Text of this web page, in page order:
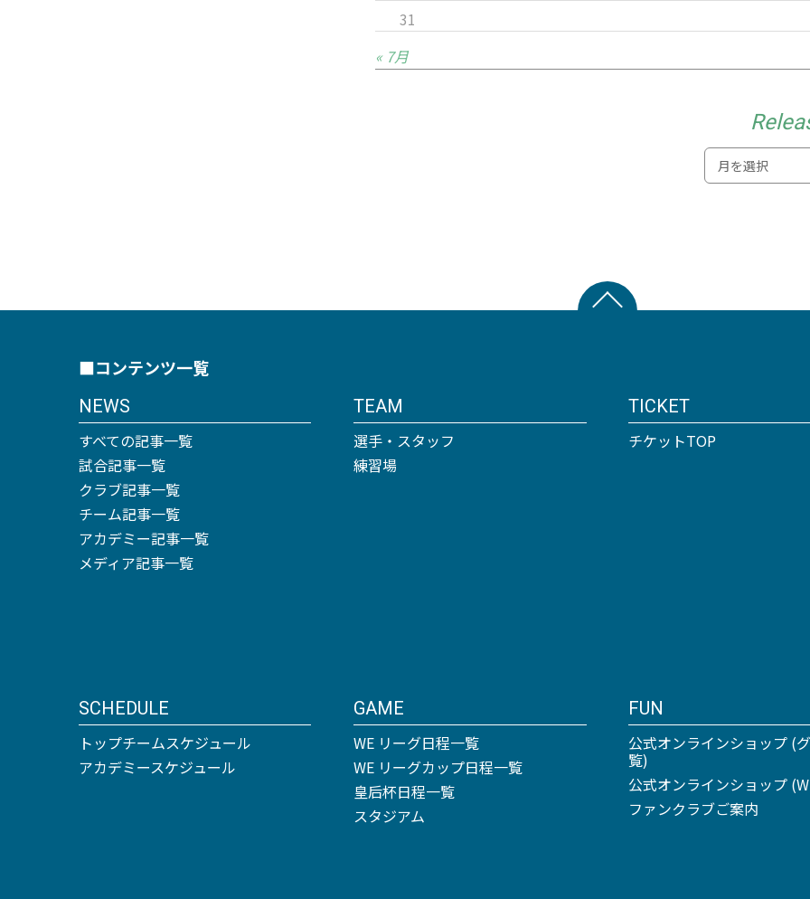
31
« 7月
■コンテンツ一覧
NEWS
すべての記事一覧
試合記事一覧
クラブ記事一覧
チーム記事一覧
アカデミー記事一覧
メディア記事一覧
SCHEDULE
トップチームスケジュール
アカデミースケジュール
TEAM
選手・スタッフ
練習場
GAME
WE リーグ日程一覧
WE リーグカップ日程一覧
皇后杯日程一覧
スタジアム
TICKET
チケットTOP
FUN
公式オンラインショップ (
覧)
公式オンラインショップ
ファンクラブご案内